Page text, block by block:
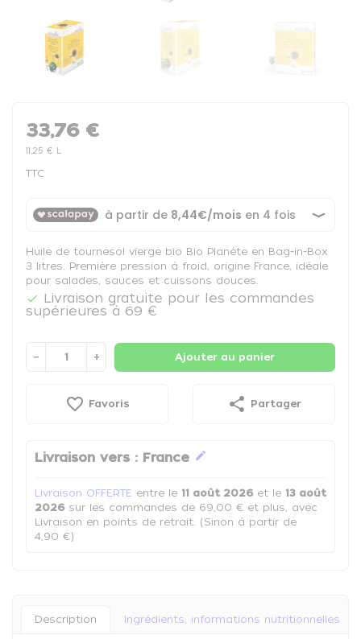
33,76 €
11,25 € L
TTC
Huile de tournesol vierge bio Bio Planète en Bag-in-Box
3 litres. Première pression à froid, origine France, idéale
pour salades, sauces et cuissons douces.

Livraison gratuite pour les commandes
supérieures à 69 €
− + Ajouter au panier
favorite_border Favoris share Partager
Livraison vers : France edit
Livraison OFFERTE entre le 11 août 2026 et le 13 août
2026 sur les commandes de 69,00 € et plus, avec
Livraison en points de retrait. (Sinon à partir de
4,90 €)
Description Ingrédients, informations nutritionnelles